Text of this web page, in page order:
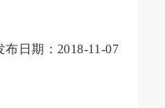
布日期：2018-11-07